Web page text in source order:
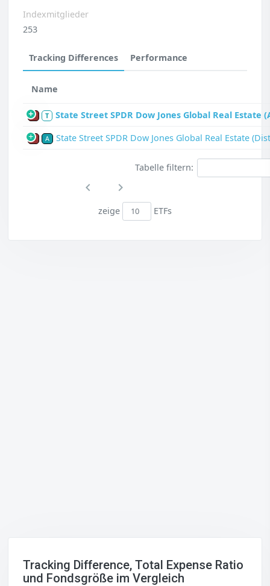
Indexmitglieder
253
Tracking Differences Performance
Name
P T State Street SPDR Dow Jones Global Real Estate
P A State Street SPDR Dow Jones Global Real Estate
Tabelle filtern:
zeige ETFs
Tracking Difference, Total Expense Ratio
und Fondsgröße im Vergleich